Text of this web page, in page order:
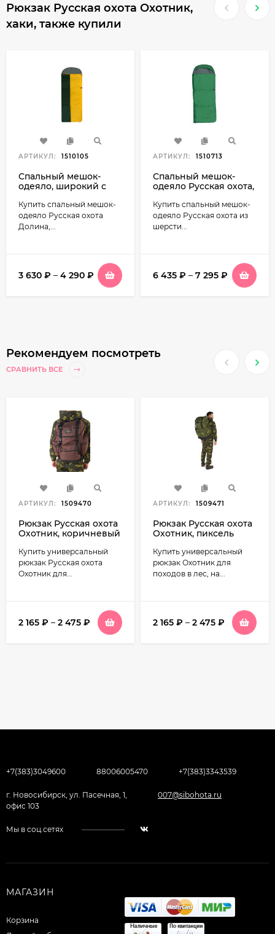
Рюкзак Русская охота Охотник,
хаки, также купили
АРТИКУЛ: 1510105
Спальный мешок-
одеяло, широкий с
Русская охота Долина
Купить спальный мешок-
одеяло Русская охота
Долина,...
3 630 ₽ – 4 290 ₽
АРТИКУЛ: 1510713
Спальный мешок-
одеяло Русская охота,
подголовником, флис
Купить спальный мешок-
одеяло Русская охота из
шерсти...
6 435 ₽ – 7 295 ₽
Рекомендуем посмотреть
СРАВНИТЬ ВСЕ
АРТИКУЛ: 1509470
Рюкзак Русская охота
Охотник, коричневый
Купить универсальный
рюкзак Русская охота
Охотник для...
2 165 ₽ – 2 475 ₽
АРТИКУЛ: 1509471
Рюкзак Русская охота
Охотник, пиксель
Купить универсальный
рюкзак Охотник для
походов в лес, на...
2 165 ₽ – 2 475 ₽
+7(383)3049600 88006005470 +7(383)3343539
г. Новосибирск, ул. Пасечная, 1,
офис 103
007@sibohota.ru
Мы в соц.сетях
МАГАЗИН
Корзина